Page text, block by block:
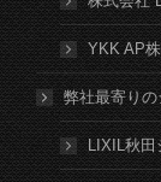
YKK AP
弊社最寄り
LIXIL秋